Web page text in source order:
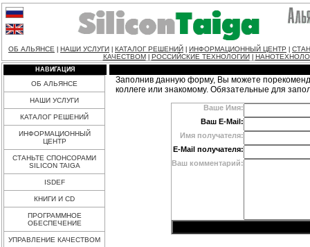
ОБ АЛЬЯНСЕ НАШИ УСЛУГИ КАТАЛОГ РЕШЕНИЙ ИНФОРМАЦИОННЫЙ ЦЕНТР
КАЧЕСТВОМ
РОССИЙСКИЕ ТЕХНОЛОГИИ
НАВИГАЦИЯ
ОБ АЛЬЯНСЕ
НАШИ УСЛУГИ
КАТАЛОГ РЕШЕНИЙ
ИНФОРМАЦИОННЫЙ
ЦЕНТР
СТАНЬТЕ СПОНСОРАМИ
SILICON TAIGA
ISDEF
КНИГИ И CD
ПРОГРАММНОЕ
ОБЕСПЕЧЕНИЕ
УПРАВЛЕНИЕ КАЧЕСТВОМ
Заполнив данную форму, Вы можете
коллеге или знакомому. Обязательные для
Ваше Имя:
Ваш E-Mail:
Имя получателя:
E-Mail получателя:
Ваш комментарий: